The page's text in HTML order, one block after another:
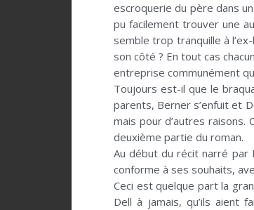
escroquerie du père dans
pu facilement trouver une
semble trop tranquille à
son côté ? En tout cas
entreprise communément
Toujours est-il que le
parents, Berner s’enfuit et
mais pour d’autres
deuxième partie du roman.
Au début du récit narré par
conforme à ses souhaits,
Ceci est quelque part la
Dell à jamais, qu’ils aient